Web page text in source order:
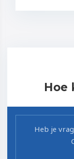
Hoe
Heb je